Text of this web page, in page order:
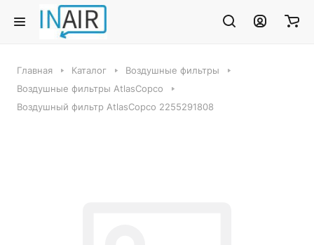
Главная Каталог
Воздушные фильтры
Воздушные фильтры AtlasCopco
Воздушный фильтр AtlasCopco 2255291808